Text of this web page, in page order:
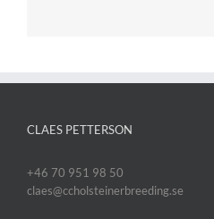
CLAES PETTERSON
+46 70 951 98 50
claes@ccholsteinerbreeding.se